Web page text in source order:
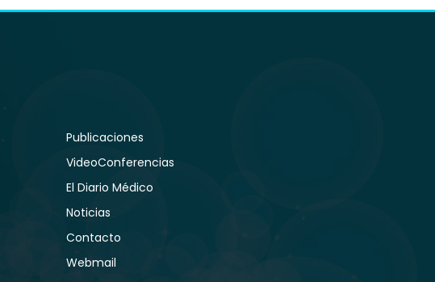
Publicaciones
VideoConferencias
El Diario Médico
Noticias
Contacto
Webmail